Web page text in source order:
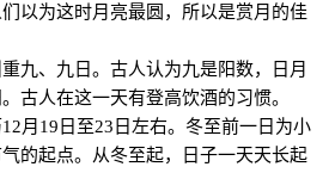
以为这时月亮最圆，所以是赏月的佳
九、九日。古人认为九是阳数，日月
古人在这一天有登高饮酒的习惯。
月19日至23日左右。冬至前一日为小
的起点。从冬至起，日子一天天长起